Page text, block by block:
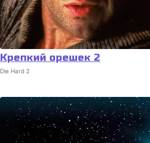
Крепкий орешек 2
Die Hard 2